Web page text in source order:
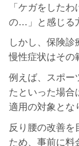
「ケガをした
の…」と感じる
しかし、保険診
慢性症状はその
例えば、スポー
たといった場合
適用の対象とな
反り腰の改善を
ため、事前に料